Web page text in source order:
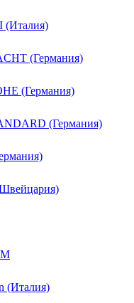
(Италия)
(Германия)
(Германия)
(Германия)
(Италия)